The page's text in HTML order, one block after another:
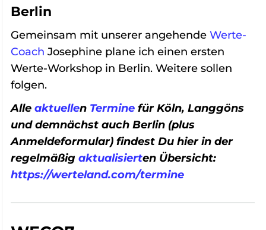
Berlin
Gemeinsam mit unserer angehende Werte-
Coach Josephine plane ich einen ersten
Werte-Workshop in Berlin. Weitere sollen
folgen.
Alle aktuellen Termine für Köln, Langgöns
und demnächst auch Berlin (plus
Anmeldeformular) findest Du hier in der
regelmäßig aktualisierten Übersicht:
https://werteland.com/termine